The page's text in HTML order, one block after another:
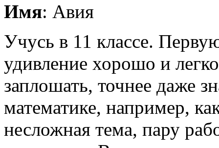
Имя: Авия
Учусь в 11 классе.
удивление хорошо и
заплошать, точнее даже
математике, например,
несложная тема, пару